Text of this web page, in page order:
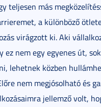
teljesen más
a különböző
virágzott ki. Aki
ez nem egy egyenes út,
lehetnek közben
nem megjósolható és
jellemző volt,